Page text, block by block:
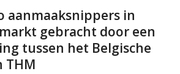
aanmaaksnippers in
gebracht door een
tussen het Belgische
THM